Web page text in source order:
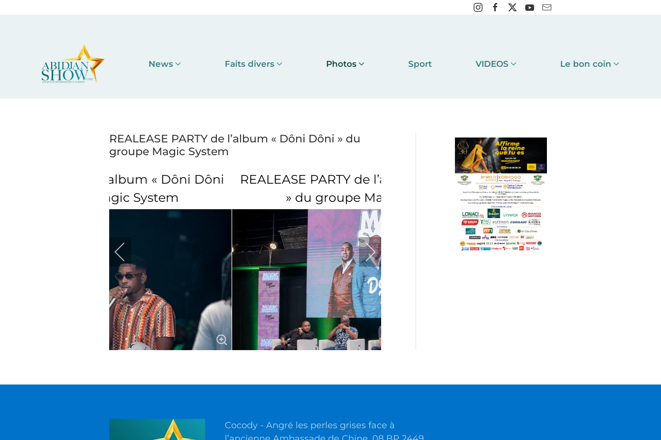
News Faits divers Photos Sport VIDEOS Le bon coin
REALEASE PARTY de l’album « Dôni Dôni » du
groupe Magic System
REALEASE PARTY de l’album « Dôni Dôni
» du groupe Magic System
Cocody - Angré les perles grises face à